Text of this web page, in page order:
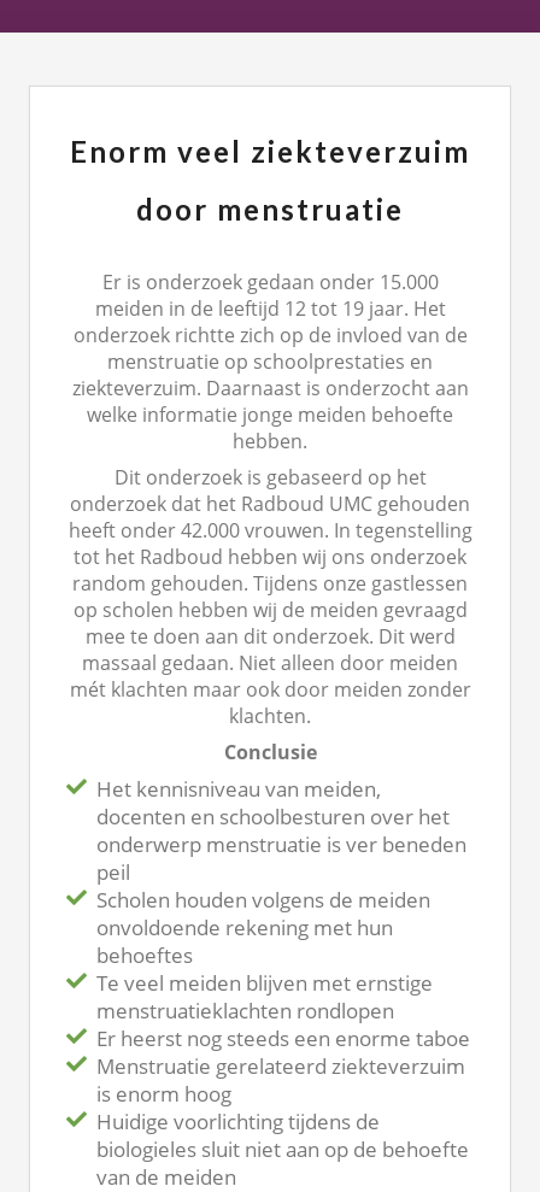
Enorm veel ziekteverzuim
door menstruatie
Er is onderzoek gedaan onder 15.000
meiden in de leeftijd 12 tot 19 jaar. Het
onderzoek richtte zich op de invloed van de
menstruatie op schoolprestaties en
ziekteverzuim. Daarnaast is onderzocht aan
welke informatie jonge meiden behoefte
hebben.
Dit onderzoek is gebaseerd op het
onderzoek dat het Radboud UMC gehouden
heeft onder 42.000 vrouwen. In tegenstelling
tot het Radboud hebben wij ons onderzoek
random gehouden. Tijdens onze gastlessen
op scholen hebben wij de meiden gevraagd
mee te doen aan dit onderzoek. Dit werd
massaal gedaan. Niet alleen door meiden
mét klachten maar ook door meiden zonder
klachten.
Conclusie
Het kennisniveau van meiden,
docenten en schoolbesturen over het
onderwerp menstruatie is ver beneden
peil
Scholen houden volgens de meiden
onvoldoende rekening met hun
behoeftes
Te veel meiden blijven met ernstige
menstruatieklachten rondlopen
Er heerst nog steeds een enorme taboe
Menstruatie gerelateerd ziekteverzuim
is enorm hoog
Huidige voorlichting tijdens de
biologieles sluit niet aan op de behoefte
van de meiden